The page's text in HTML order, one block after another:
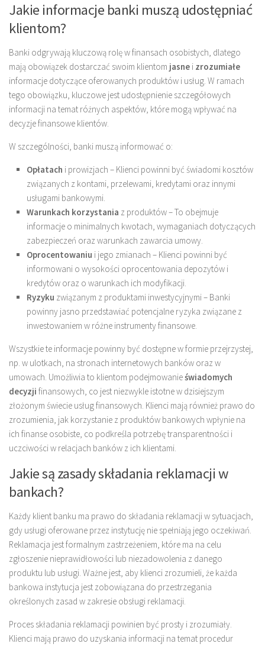
Jakie informacje banki muszą udostępniać
klientom?
Banki odgrywają kluczową rolę w finansach osobistych, dlatego
mają obowiązek dostarczać swoim klientom jasne i zrozumiałe
informacje dotyczące oferowanych produktów i usług. W ramach
tego obowiązku, kluczowe jest udostępnienie szczegółowych
informacji na temat różnych aspektów, które mogą wpływać na
decyzje finansowe klientów.
W szczególności, banki muszą informować o:
Opłatach i prowizjach – Klienci powinni być świadomi kosztów
związanych z kontami, przelewami, kredytami oraz innymi
usługami bankowymi.
Warunkach korzystania z produktów – To obejmuje
informacje o minimalnych kwotach, wymaganiach dotyczących
zabezpieczeń oraz warunkach zawarcia umowy.
Oprocentowaniu i jego zmianach – Klienci powinni być
informowani o wysokości oprocentowania depozytów i
kredytów oraz o warunkach ich modyfikacji.
Ryzyku związanym z produktami inwestycyjnymi – Banki
powinny jasno przedstawiać potencjalne ryzyka związane z
inwestowaniem w różne instrumenty finansowe.
Wszystkie te informacje powinny być dostępne w formie przejrzystej,
np. w ulotkach, na stronach internetowych banków oraz w
umowach. Umożliwia to klientom podejmowanieświadomych
decyzji finansowych, co jest niezwykle istotne w dzisiejszym
złożonym świecie usług finansowych. Klienci mają również prawo do
zrozumienia, jak korzystanie z produktów bankowych wpłynie na
ich finanse osobiste, co podkreśla potrzebę transparentności i
uczciwości w relacjach banków z ich klientami.
Jakie są zasady składania reklamacji w
bankach?
Każdy klient banku ma prawo do składania reklamacji w sytuacjach,
gdy usługi oferowane przez instytucję nie spełniają jego oczekiwań.
Reklamacja jest formalnym zastrzeżeniem, które ma na celu
zgłoszenie nieprawidłowości lub niezadowolenia z danego
produktu lub usługi. Ważne jest, aby klienci zrozumieli, że każda
bankowa instytucja jest zobowiązana do przestrzegania
określonych zasad w zakresie obsługi reklamacji.
Proces składania reklamacji powinien być prosty i zrozumiały.
Klienci mają prawo do uzyskania informacji na temat procedur